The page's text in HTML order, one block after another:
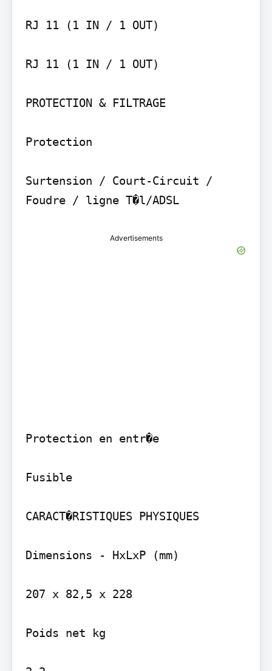
RJ 11 (1 IN / 1 OUT)
RJ 11 (1 IN / 1 OUT)
PROTECTION & FILTRAGE
Protection
Surtension / Court-Circuit /
Foudre / ligne T�l/ADSL
Advertisements
Protection en entr�e
Fusible
CARACT�RISTIQUES PHYSIQUES
Dimensions - HxLxP (mm)
207 x 82,5 x 228
Poids net kg